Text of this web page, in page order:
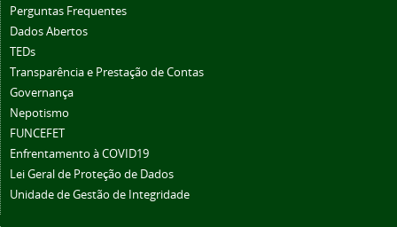
Perguntas Frequentes
Dados Abertos
TEDs
Transparência e Prestação de Contas
Governança
Nepotismo
FUNCEFET
Enfrentamento à COVID19
Lei Geral de Proteção de Dados
Unidade de Gestão de Integridade